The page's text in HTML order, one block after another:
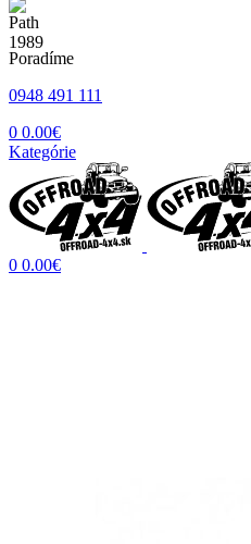
Poradíme
0948 491 111
0 0.00€
Kategórie
0 0.00€